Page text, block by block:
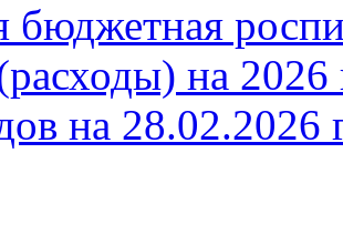
бюджетная
на
на 28.02.2026